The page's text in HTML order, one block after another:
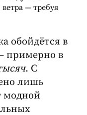
— требуя
обойдётся в
примерно в
. С
лишь
модной